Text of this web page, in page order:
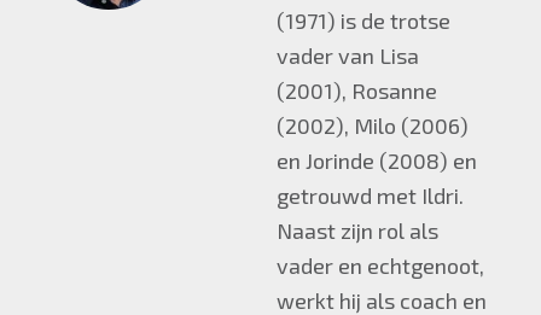
(1971) is de trotse
vader van Lisa
(2001), Rosanne
(2002), Milo (2006)
en Jorinde (2008) en
getrouwd met Ildri.
Naast zijn rol als
vader en echtgenoot,
werkt hij als coach en